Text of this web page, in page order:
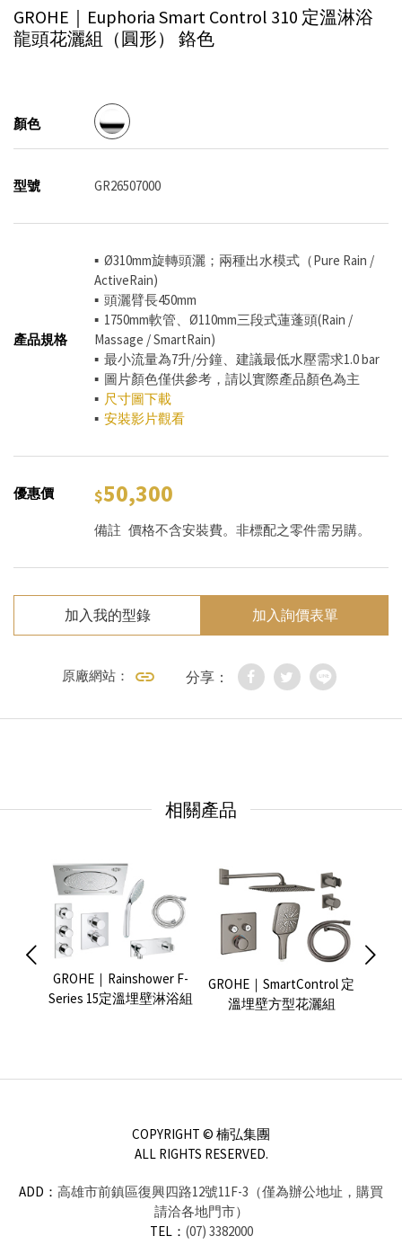
GROHE｜Euphoria Smart Control 310 定溫淋浴
龍頭花灑組（圓形） 鉻色
顏色
型號 GR26507000
產品規格
▪ Ø310mm旋轉頭灑；兩種出水模式（Pure Rain /
ActiveRain)
▪ 頭灑臂長450mm
▪ 1750mm軟管、 Ø110mm三段式蓮蓬頭(Rain /
Massage / SmartRain)
▪ 最小流量為7升/分鐘、建議最低水壓需求1.0 bar
▪ 圖片顏色僅供參考，請以實際產品顏色為主
▪ 尺寸圖下載
▪ 安裝影片觀看
優惠價 50,300
備註 價格不含安裝費。非標配之零件需另購。
加入我的型錄 加入詢價表單
原廠網站： 分享：
相關產品
GROHE｜Rainshower F-
Series 15定溫埋壁淋浴組
GROHE｜SmartControl 定
溫埋壁方型花灑組
COPYRIGHT © 楠弘集團
ALL RIGHTS RESERVED.
ADD： 高雄市前鎮區復興四路12號11F-3（僅為辦公地址，購買
請洽各地門市）
TEL： (07) 3382000